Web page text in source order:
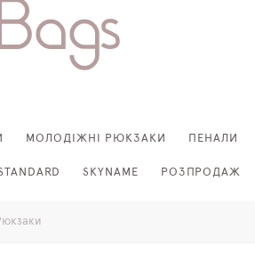
МОЛОДІЖНІ РЮКЗАКИ ПЕНАЛИ
SKYNAME РОЗПРОДАЖ